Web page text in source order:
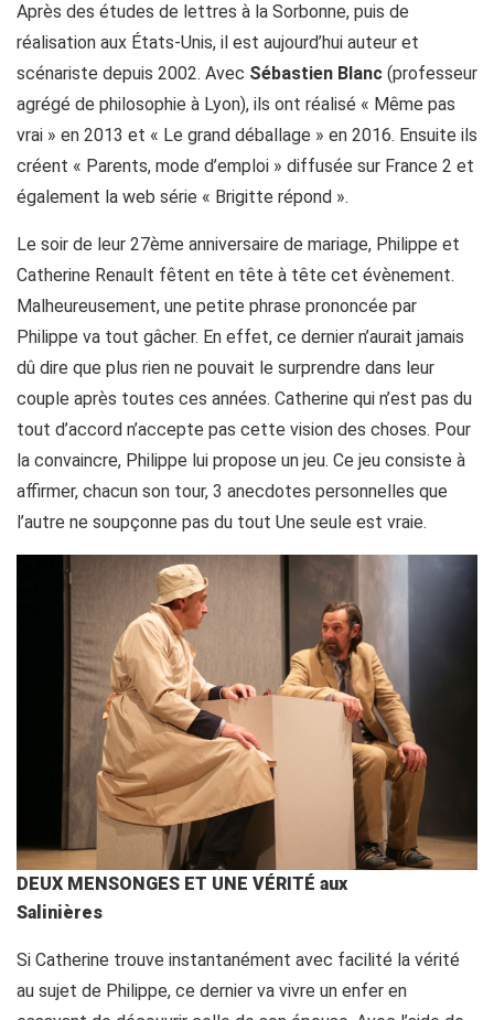
Après des études de lettres à la Sorbonne, puis de
réalisation aux États-Unis, il est aujourd’hui auteur et
scénariste depuis 2002. Avec Sébastien Blanc (professeur
agrégé de philosophie à Lyon), ils ont réalisé « Même pas
vrai » en 2013 et « Le grand déballage » en 2016. Ensuite ils
créent « Parents, mode d’emploi » diffusée sur France 2 et
également la web série « Brigitte répond ».
Le soir de leur 27ème anniversaire de mariage, Philippe et
Catherine Renault fêtent en tête à tête cet évènement.
Malheureusement, une petite phrase prononcée par
Philippe va tout gâcher. En effet, ce dernier n’aurait jamais
dû dire que plus rien ne pouvait le surprendre dans leur
couple après toutes ces années. Catherine qui n’est pas du
tout d’accord n’accepte pas cette vision des choses. Pour
la convaincre, Philippe lui propose un jeu. Ce jeu consiste à
affirmer, chacun son tour, 3 anecdotes personnelles que
l’autre ne soupçonne pas du tout Une seule est vraie.
DEUX MENSONGES ET UNE VÉRITÉ aux
Salinières
Si Catherine trouve instantanément avec facilité la vérité
au sujet de Philippe, ce dernier va vivre un enfer en